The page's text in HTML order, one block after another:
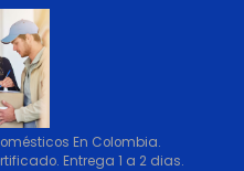
En Colombia.
Entrega 1 a 2 dias.